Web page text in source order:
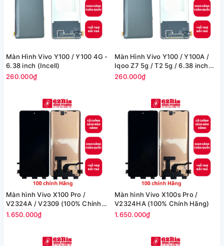
Màn Hình Vivo Y100 / Y100 4G -
6.38 inch (Incell)
260.000₫
Màn Hình Vivo Y100 / Y100A /
Iqoo Z7 5g / T2 5g / 6.38 inch
(Incell)
260.000₫
Màn hình Vivo X100 Pro /
V2324A / V2309 (100% Chính
Hãng)
1.650.000₫
Màn hình Vivo X100s Pro /
V2324HA (100% Chính Hãng)
1.650.000₫